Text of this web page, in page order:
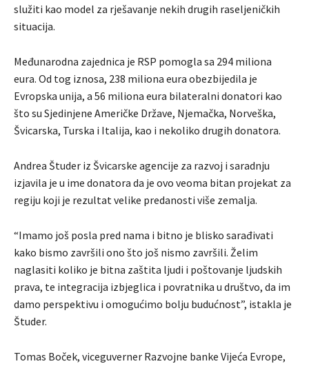
služiti kao model za rješavanje nekih drugih raseljeničkih
situacija.
Međunarodna zajednica je RSP pomogla sa 294 miliona
eura. Od tog iznosa, 238 miliona eura obezbijedila je
Evropska unija, a 56 miliona eura bilateralni donatori kao
što su Sjedinjene Američke Države, Njemačka, Norveška,
Švicarska, Turska i Italija, kao i nekoliko drugih donatora.
Andrea Študer iz Švicarske agencije za razvoj i saradnju
izjavila je u ime donatora da je ovo veoma bitan projekat za
regiju koji je rezultat velike predanosti više zemalja.
“Imamo još posla pred nama i bitno je blisko sarađivati
kako bismo završili ono što još nismo završili. Želim
naglasiti koliko je bitna zaštita ljudi i poštovanje ljudskih
prava, te integracija izbjeglica i povratnika u društvo, da im
damo perspektivu i omogućimo bolju budućnost”, istakla je
Študer.
Tomas Boček, viceguverner Razvojne banke Vijeća Evrope,